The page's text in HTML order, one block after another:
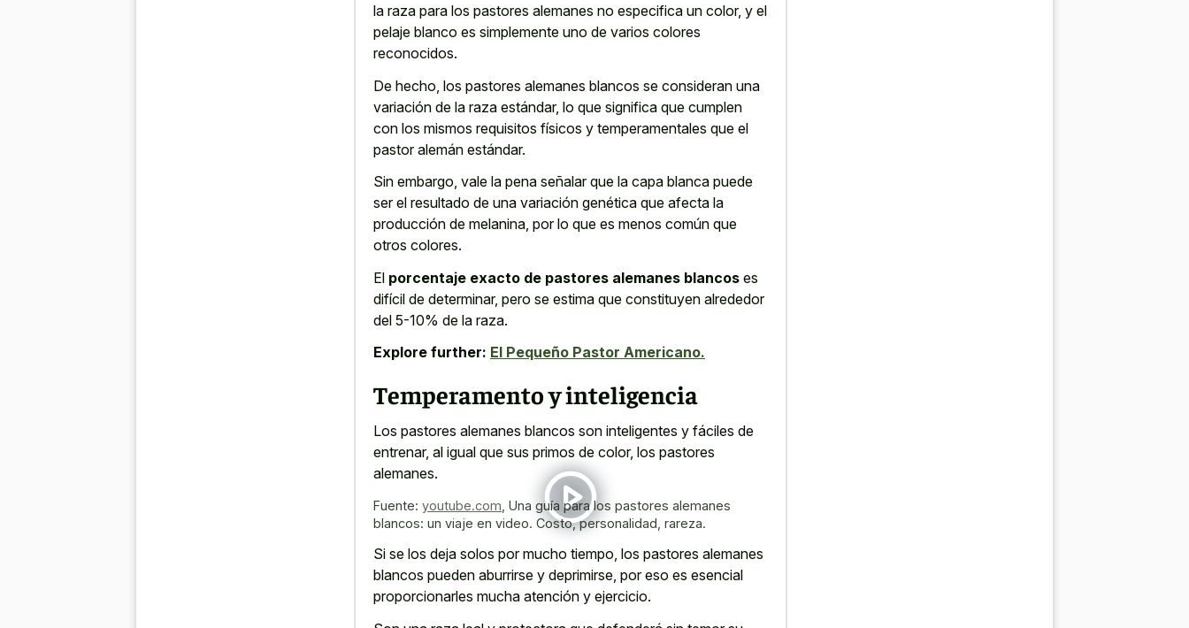
la raza para los pastores alemanes no especifica un color, y el
pelaje blanco es simplemente uno de varios colores
reconocidos.
De hecho, los pastores alemanes blancos se consideran una
variación de la raza estándar, lo que significa que cumplen
con los mismos requisitos físicos y temperamentales que el
pastor alemán estándar.
Sin embargo, vale la pena señalar que la capa blanca puede
ser el resultado de una variación genética que afecta la
producción de melanina, por lo que es menos común que
otros colores.
El porcentaje exacto de pastores alemanes blancos es
difícil de determinar, pero se estima que constituyen alrededor
del 5-10% de la raza.
Explore further: El Pequeño Pastor Americano.
Temperamento y inteligencia
Los pastores alemanes blancos son inteligentes y fáciles de
entrenar, al igual que sus primos de color, los pastores
alemanes.
Fuente: youtube.com Una guía para los pastores alemanes
blancos: un viaje en video. Costo, personalidad, rareza.
Si se los deja solos por mucho tiempo, los pastores alemanes
blancos pueden aburrirse y deprimirse, por eso es esencial
proporcionarles mucha atención y ejercicio.